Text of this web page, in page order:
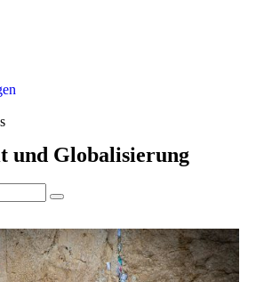
und Globalisierung